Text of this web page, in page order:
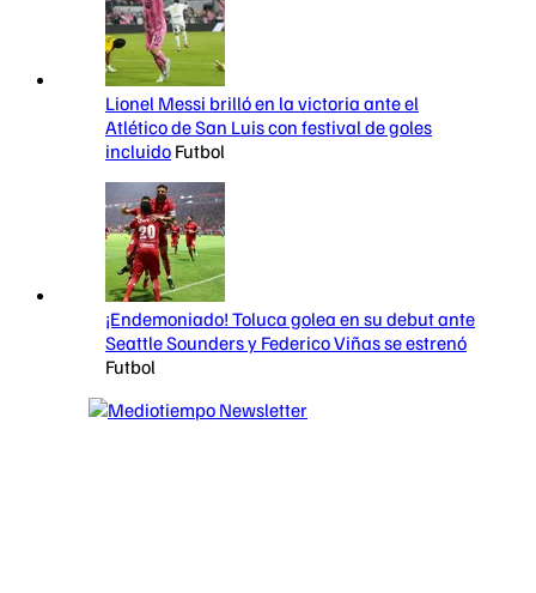
Lionel Messi brilló en la victoria ante el
Atlético de San Luis con festival de goles
incluido Futbol
¡Endemoniado! Toluca golea en su debut ante
Seattle Sounders y Federico Viñas se estrenó
Futbol